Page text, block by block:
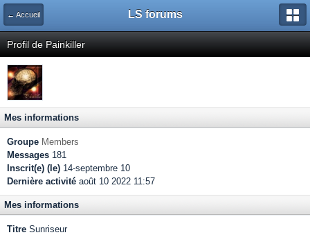
← Accueil LS forums
Profil de Painkiller
Mes informations
Groupe Members
Messages 181
Inscrit(e) (le) 14-septembre 10
Dernière activité août 10 2022 11:57
Mes informations
Titre Sunriseur